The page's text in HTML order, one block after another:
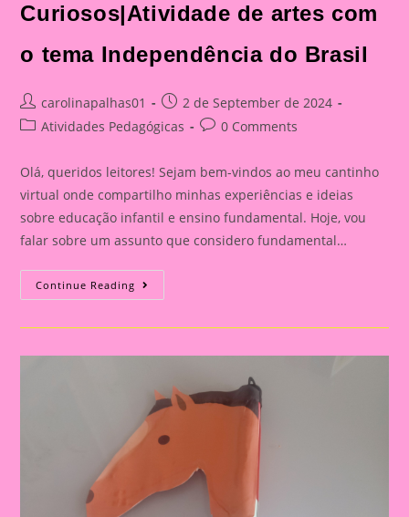
Curiosos|Atividade de artes com
o tema Independência do Brasil
Post
author:
carolinapalhas01
Post
published:
2 de September de 2024
PostAtividades Pedagógicas
Post0 Comments
Olá, queridos leitores! Sejam bem-vindos ao meu cantinho
virtual onde compartilho minhas experiências e ideias
sobre educação infantil e ensino fundamental. Hoje, vou
falar sobre um assunto que considero fundamental…
Continue Reading Explorando
A
Do
Curiosos|Atividade
Artes
Com
O
Tema
Independência
Brasil